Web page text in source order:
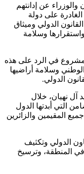
عن إدانتهم
الغادرة على دولة
الدولي وميثاق
واستقرارها وسلامة
في الرد على هذه
الوطني وسلامة أراضيها
الدولي.
آل نهيان، خلال
التي أبدتها الدول
المقيمين والزائرين
الدولي وتكثيف
في المنطقة، وترسيخ